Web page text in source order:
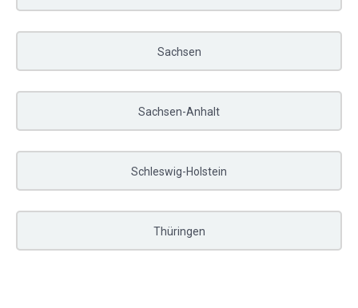
Sachsen
Sachsen-Anhalt
Schleswig-Holstein
Thüringen